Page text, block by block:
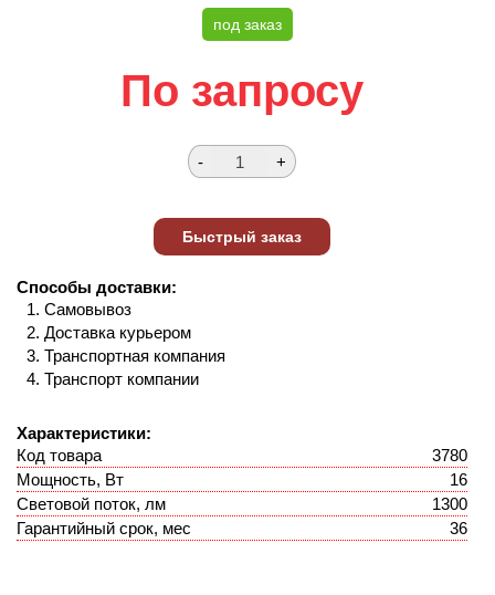
под заказ
По запросу
Способы доставки:
Самовывоз
Доставка курьером
Транспортная компания
Транспорт компании
Характеристики:
Код товара
3780
Мощность, Вт
16
Световой поток, лм
1300
Гарантийный срок, мес
36